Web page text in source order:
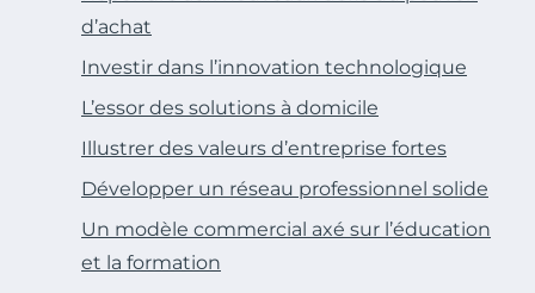
d’achat
Investir dans l’innovation technologique
L’essor des solutions à domicile
Illustrer des valeurs d’entreprise fortes
Développer un réseau professionnel solide
Un modèle commercial axé sur l’éducation
et la formation